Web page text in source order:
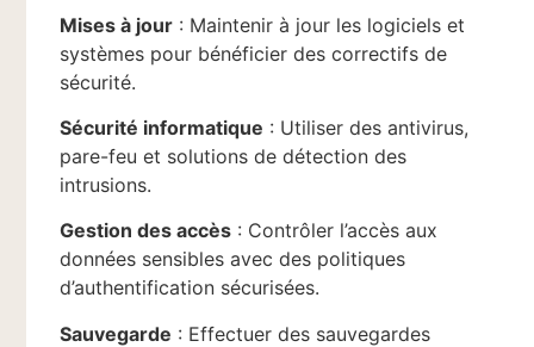
Mises à jour : Maintenir à jour les logiciels et
systèmes pour bénéficier des correctifs de
sécurité.
Sécurité informatique : Utiliser des antivirus,
pare-feu et solutions de détection des
intrusions.
Gestion des accès : Contrôler l’accès aux
données sensibles avec des politiques
d’authentification sécurisées.
Sauvegarde : Effectuer des sauvegardes